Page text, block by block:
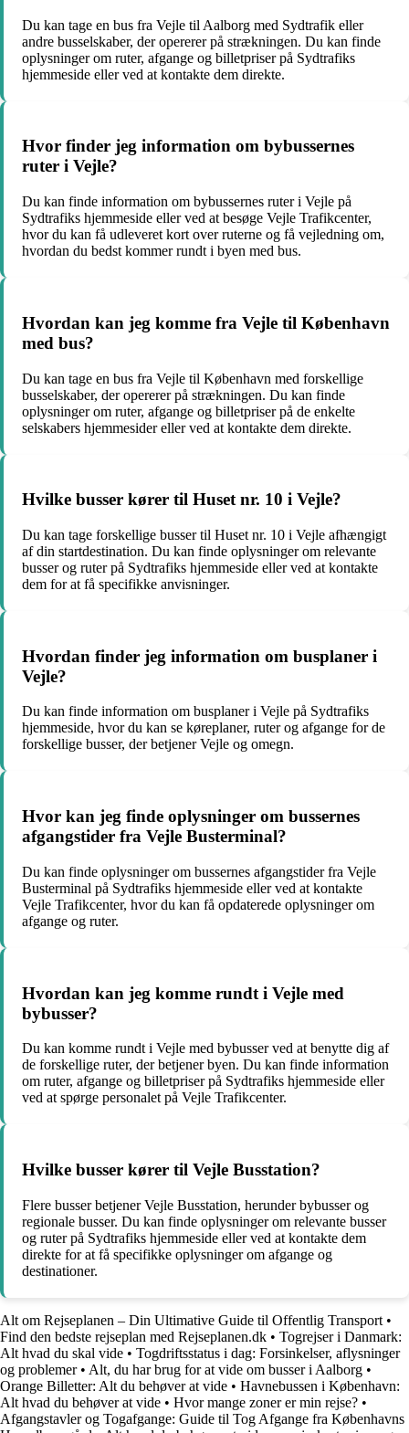
Du kan tage en bus fra Vejle til Aalborg med Sydtrafik eller
andre busselskaber, der opererer på strækningen. Du kan finde
oplysninger om ruter, afgange og billetpriser på Sydtrafiks
hjemmeside eller ved at kontakte dem direkte.
Hvor finder jeg information om bybussernes
ruter i Vejle?
Du kan finde information om bybussernes ruter i Vejle på
Sydtrafiks hjemmeside eller ved at besøge Vejle Trafikcenter,
hvor du kan få udleveret kort over ruterne og få vejledning om,
hvordan du bedst kommer rundt i byen med bus.
Hvordan kan jeg komme fra Vejle til København
med bus?
Du kan tage en bus fra Vejle til København med forskellige
busselskaber, der opererer på strækningen. Du kan finde
oplysninger om ruter, afgange og billetpriser på de enkelte
selskabers hjemmesider eller ved at kontakte dem direkte.
Hvilke busser kører til Huset nr. 10 i Vejle?
Du kan tage forskellige busser til Huset nr. 10 i Vejle afhængigt
af din startdestination. Du kan finde oplysninger om relevante
busser og ruter på Sydtrafiks hjemmeside eller ved at kontakte
dem for at få specifikke anvisninger.
Hvordan finder jeg information om busplaner i
Vejle?
Du kan finde information om busplaner i Vejle på Sydtrafiks
hjemmeside, hvor du kan se køreplaner, ruter og afgange for de
forskellige busser, der betjener Vejle og omegn.
Hvor kan jeg finde oplysninger om bussernes
afgangstider fra Vejle Busterminal?
Du kan finde oplysninger om bussernes afgangstider fra Vejle
Busterminal på Sydtrafiks hjemmeside eller ved at kontakte
Vejle Trafikcenter, hvor du kan få opdaterede oplysninger om
afgange og ruter.
Hvordan kan jeg komme rundt i Vejle med
bybusser?
Du kan komme rundt i Vejle med bybusser ved at benytte dig af
de forskellige ruter, der betjener byen. Du kan finde information
om ruter, afgange og billetpriser på Sydtrafiks hjemmeside eller
ved at spørge personalet på Vejle Trafikcenter.
Hvilke busser kører til Vejle Busstation?
Flere busser betjener Vejle Busstation, herunder bybusser og
regionale busser. Du kan finde oplysninger om relevante busser
og ruter på Sydtrafiks hjemmeside eller ved at kontakte dem
direkte for at få specifikke oplysninger om afgange og
destinationer.
Alt om Rejseplanen – Din Ultimative Guide til Offentlig Transport •
Find den bedste rejseplan med Rejseplanen.dk • Togrejser i Danmark:
Alt hvad du skal vide • Togdriftsstatus i dag: Forsinkelser, aflysninger
og problemer• Alt, du har brug for at vide om busser i Aalborg •
Orange Billetter: Alt du behøver at vide • Havnebussen i København:
Alt hvad du behøver at vide • Hvor mange zoner er min rejse? •
Afgangstavler og Togafgange: Guide til Tog Afgange fra Københavns